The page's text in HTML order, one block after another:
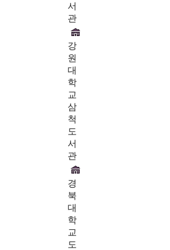
서
관
강
원
대
학
교
삼
척
도
서
관
경
북
대
학
교
도